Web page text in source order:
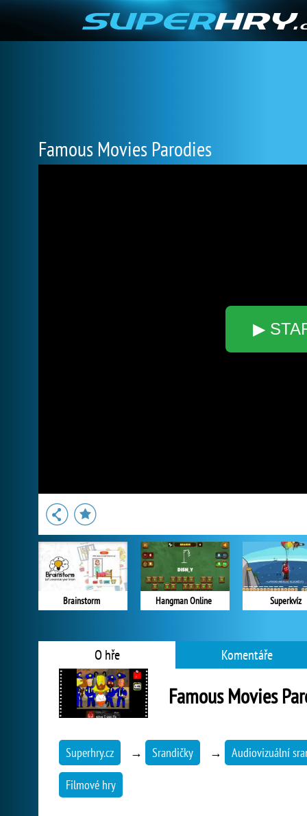
Famous Movies Parodies
▶
Brainstorm Hangman Online Superkvíz
O hře Komentáře
Famous Movies
Superhry.cz → Srandičky → Audiovizuální
Filmové hry